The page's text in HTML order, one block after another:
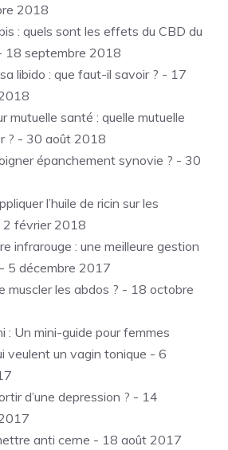
2018
: quels sont les effets du CBD du
18 septembre 2018
libido : que faut-il savoir ? - 17
mutuelle santé : quelle mutuelle
? - 30 août 2018
épanchement synovie ? - 30
l’huile de ricin sur les
2 février 2018
infrarouge : une meilleure gestion
- 5 décembre 2017
muscler les abdos ? - 18 octobre
: Un mini-guide pour femmes
veulent un vagin tonique - 6
d’une depression ? - 14
anti cerne - 18 août 2017